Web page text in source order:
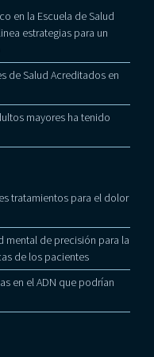
en la Escuela de Salud
estrategias para un
de Salud Acreditados en
mayores ha tenido
tratamientos para el dolor
mental de precisión para la
de los pacientes
en el ADN que podrían